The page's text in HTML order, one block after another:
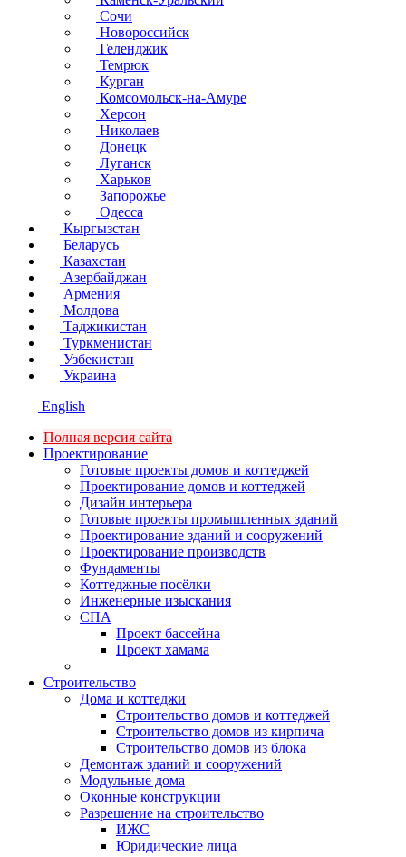
Сочи
Новороссийск
Геленджик
Темрюк
Курган
Комсомольск-на-Амуре
Херсон
Николаев
Донецк
Луганск
Харьков
Запорожье
Одесса
Кыргызстан
Беларусь
Казахстан
Азербайджан
Армения
Молдова
Таджикистан
Туркменистан
Узбекистан
Украина
English
Полная версия сайта
Проектирование
Готовые проекты домов и коттеджей
Проектирование домов и коттеджей
Дизайн интерьера
Готовые проекты промышленных зданий
Проектирование зданий и сооружений
Проектирование производств
Фундаменты
Коттеджные посёлки
Инженерные изыскания
СПА
Проект бассейна
Проект хамама
Строительство
Дома и коттеджи
Строительство домов и коттеджей
Строительство домов из кирпича
Строительство домов из блока
Демонтаж зданий и сооружений
Модульные дома
Оконные конструкции
Разрешение на строительство
ИЖС
Юридические лица